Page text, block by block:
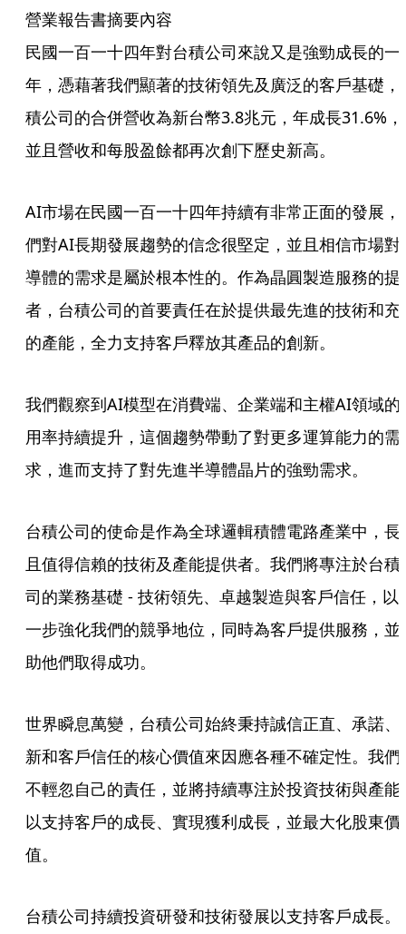
營業報告書摘要內容
民國一百一十四年對台積公司來說又是強勁成長的一
年，憑藉著我們顯著的技術領先及廣泛的客戶基礎，
積公司的合併營收為新台幣3.8兆元，年成長31.6%，
並且營收和每股盈餘都再次創下歷史新高。
AI市場在民國一百一十四年持續有非常正面的發展，
們對AI長期發展趨勢的信念很堅定，並且相信市場對
導體的需求是屬於根本性的。作為晶圓製造服務的提
者，台積公司的首要責任在於提供最先進的技術和充
的產能，全力支持客戶釋放其產品的創新。
我們觀察到AI模型在消費端、企業端和主權AI領域的
用率持續提升，這個趨勢帶動了對更多運算能力的需
求，進而支持了對先進半導體晶片的強勁需求。
台積公司的使命是作為全球邏輯積體電路產業中，長
且值得信賴的技術及產能提供者。我們將專注於台積
司的業務基礎 - 技術領先、卓越製造與客戶信任，以
一步強化我們的競爭地位，同時為客戶提供服務，並
助他們取得成功。
世界瞬息萬變，台積公司始終秉持誠信正直、承諾、
新和客戶信任的核心價值來因應各種不確定性。我們
不輕忽自己的責任，並將持續專注於投資技術與產能
以支持客戶的成長、實現獲利成長，並最大化股東價
值。
台積公司持續投資研發和技術發展以支持客戶成長。